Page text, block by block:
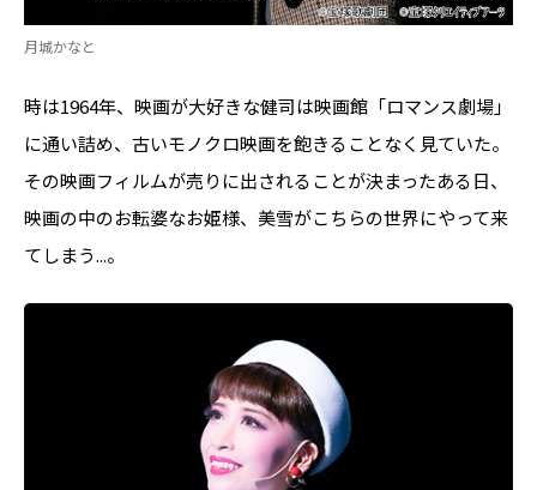
月城かなと
時は1964年、映画が大好きな健司は映画館「ロマンス劇場」
に通い詰め、古いモノクロ映画を飽きることなく見ていた。
その映画フィルムが売りに出されることが決まったある日、
映画の中のお転婆なお姫様、美雪がこちらの世界にやって来
てしまう...。